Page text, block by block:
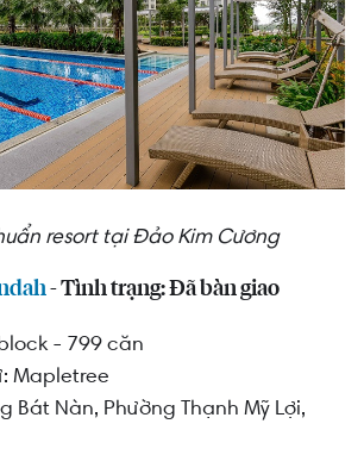
resort tại Đảo Kim Cương
- Tình trạng: Đã bàn giao
- 799 căn
Mapletree
Bát Nàn, Phường Thạnh Mỹ Lợi,